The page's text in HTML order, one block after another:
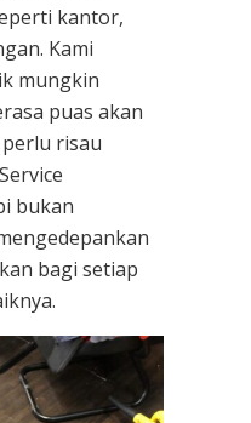
kantor,
Kami
mungkin
puas akan
risau
Service
bukan
bagi setiap